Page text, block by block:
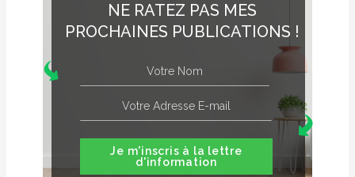
NE RATEZ PAS MES
PROCHAINES PUBLICATIONS !
Je m'inscris à la lettre
d'information